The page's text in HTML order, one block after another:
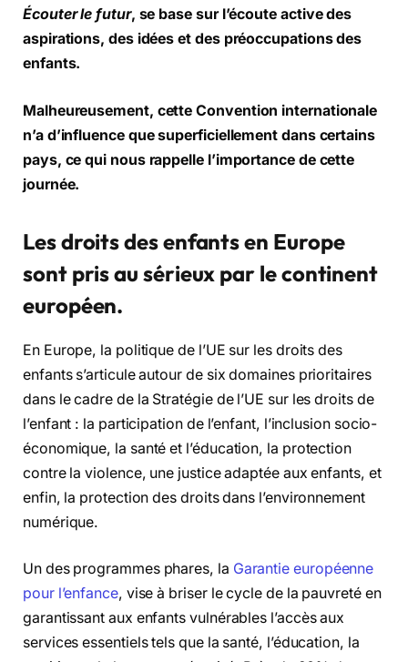
Écouter le futur, se base sur l’écoute active des
aspirations, des idées et des préoccupations des
enfants.
Malheureusement, cette Convention internationale
n’a d’influence que superficiellement dans certains
pays, ce qui nous rappelle l’importance de cette
journée.
Les droits des enfants en Europe
sont pris au sérieux par le continent
européen.
En Europe, la politique de l’UE sur les droits des
enfants s’articule autour de six domaines prioritaires
dans le cadre de la Stratégie de l’UE sur les droits de
l’enfant : la participation de l’enfant, l’inclusion socio-
économique, la santé et l’éducation, la protection
contre la violence, une justice adaptée aux enfants, et
enfin, la protection des droits dans l’environnement
numérique.
Un des programmes phares, la Garantie européenne
pour l’enfance, vise à briser le cycle de la pauvreté en
garantissant aux enfants vulnérables l’accès aux
services essentiels tels que la santé, l’éducation, la